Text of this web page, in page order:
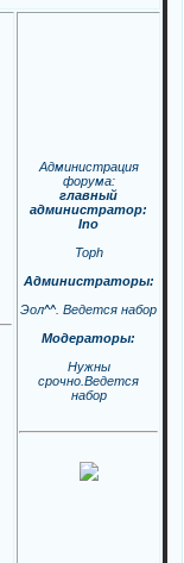
Администрация
форума:
главный
администратор:
Ino
Toph
Администраторы:
Эол^^. Ведется набор
Модераторы:
Нужны
срочно.Ведется
набор